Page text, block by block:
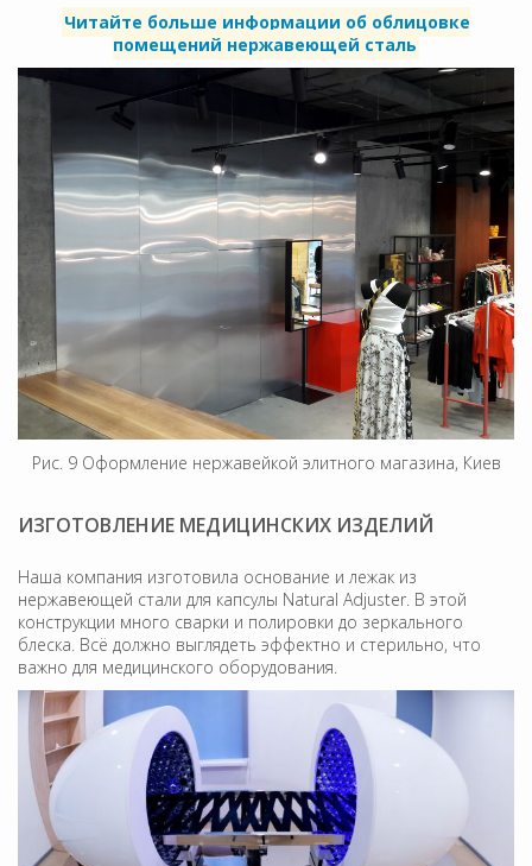
Читайте больше информации об облицовке
помещений нержавеющей сталь
Рис. 9 Оформление нержавейкой элитного магазина, Киев
ИЗГОТОВЛЕНИЕ МЕДИЦИНСКИХ ИЗДЕЛИЙ
Наша компания изготовила основание и лежак из
нержавеющей стали для капсулы Natural Adjuster. В этой
конструкции много сварки и полировки до зеркального
блеска. Всё должно выглядеть эффектно и стерильно, что
важно для медицинского оборудования.